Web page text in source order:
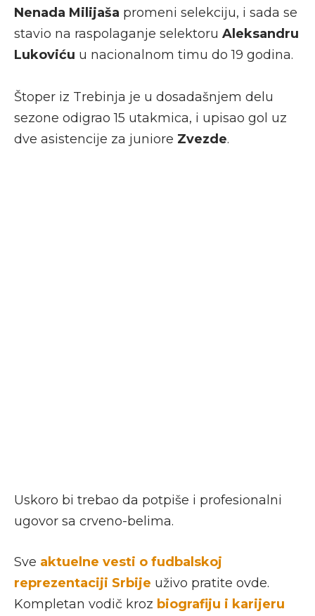
Nenada Milijaša promeni selekciju, i sada se
stavio na raspolaganje selektoru Aleksandru
Lukoviću u nacionalnom timu do 19 godina.
Štoper iz Trebinja je u dosadašnjem delu
sezone odigrao 15 utakmica, i upisao gol uz
dve asistencije za juniore Zvezde.
Uskoro bi trebao da potpiše i profesionalni
ugovor sa crveno-belima.
Sve aktuelne vesti o fudbalskoj
reprezentaciji Srbije uživo pratite ovde.
Kompletan vodič kroz biografiju i karijeru